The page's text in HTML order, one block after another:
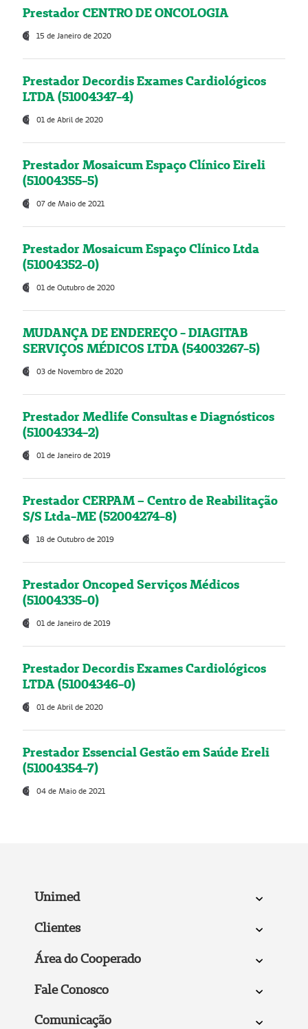
Prestador CENTRO DE ONCOLOGIA
15 de Janeiro de 2020
Prestador Decordis Exames Cardiológicos
LTDA (51004347-4)
01 de Abril de 2020
Prestador Mosaicum Espaço Clínico Eireli
(51004355-5)
07 de Maio de 2021
Prestador Mosaicum Espaço Clínico Ltda
(51004352-0)
01 de Outubro de 2020
MUDANÇA DE ENDEREÇO - DIAGITAB
SERVIÇOS MÉDICOS LTDA (54003267-5)
03 de Novembro de 2020
Prestador Medlife Consultas e Diagnósticos
(51004334-2)
01 de Janeiro de 2019
Prestador CERPAM – Centro de Reabilitação
S/S Ltda-ME (52004274-8)
18 de Outubro de 2019
Prestador Oncoped Serviços Médicos
(51004335-0)
01 de Janeiro de 2019
Prestador Decordis Exames Cardiológicos
LTDA (51004346-0)
01 de Abril de 2020
Prestador Essencial Gestão em Saúde Ereli
(51004354-7)
04 de Maio de 2021
Unimed
Clientes
Área do Cooperado
Fale Conosco
Comunicação